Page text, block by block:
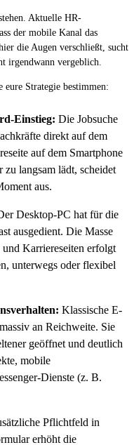
Aktuelle HR-
der mobile Kanal das
die Augen verschließt, sucht
irgendwann vergeblich.
Strategie bestimmen:
Einstieg: Die Jobsuche
direkt auf dem
auf dem Smartphone
langsam lädt, scheidet
aus.
Desktop-PC hat für die
ausgedient. Die Masse
Karriereseiten erfolgt
unterwegs oder flexibel
Klassische E-
an Reichweite. Sie
geöffnet und deutlich
mobile
Dienste (z. B.
Pflichtfeld in
erhöht die